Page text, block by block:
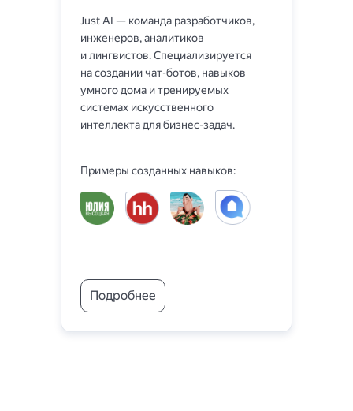
Just AI — команда разработчиков,
инженеров, аналитиков
и лингвистов. Специализируется
на создании чат-ботов, навыков
умного дома и тренируемых
системах искусственного
интеллекта для бизнес-задач.
Примеры созданных навыков:
Подробнее